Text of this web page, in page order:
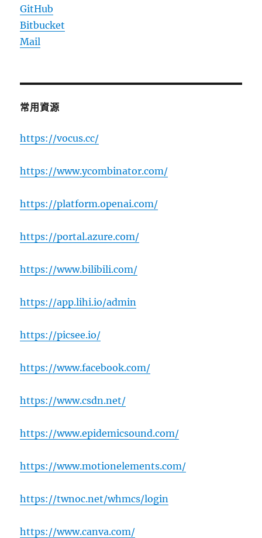
GitHub
Bitbucket
Mail
常用資源
https://vocus.cc/
https://www.ycombinator.com/
https://platform.openai.com/
https://portal.azure.com/
https://www.bilibili.com/
https://app.lihi.io/admin
https://picsee.io/
https://www.facebook.com/
https://www.csdn.net/
https://www.epidemicsound.com/
https://www.motionelements.com/
https://twnoc.net/whmcs/login
https://www.canva.com/